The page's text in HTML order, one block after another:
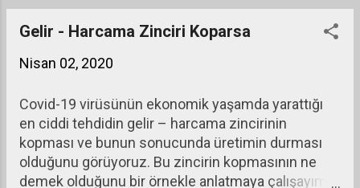
düşünüyorum. Günü kurtarmaya yönelik parlak
formüllere itibar etmeyin. Bir günü kurtarmanın
karşınıza çıkabilir.
Gelir - Harcama Zinciri Koparsa
Nisan 02, 2020
Covid-19 virüsünün ekonomik yaşamda yarattığı
en ciddi tehdidin gelir – harcama zincirinin
kopması ve bunun sonucunda üretimin durması
olduğunu görüyoruz. Bu zincirin kopmasının ne
demek olduğunu bir örnekle anlatmaya çalışayım: